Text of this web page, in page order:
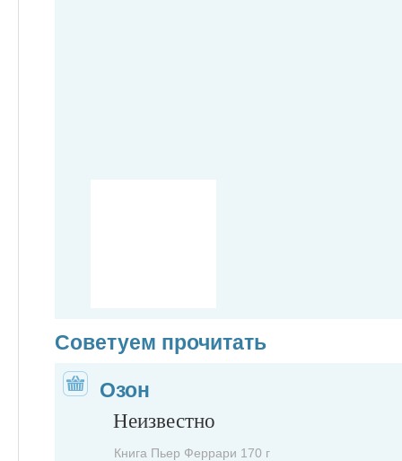
Советуем прочитать
Озон
Неизвестно
Книга Пьер Феррари 170 г